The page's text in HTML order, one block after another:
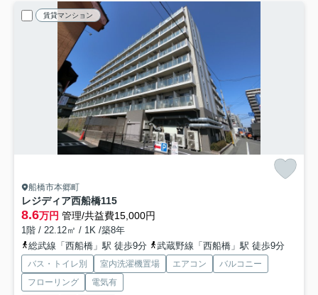
賃貸マンション
船橋市本郷町
レジディア西船橋115
8.6万円 管理/共益費15,000円
1階 / 22.12㎡ / 1K /築8年
総武線「西船橋」駅 徒歩9分
武蔵野線「西船橋」駅 徒歩9分
バス・トイレ別 室内洗濯機置場 エアコン
バルコニー
フローリング
電気有